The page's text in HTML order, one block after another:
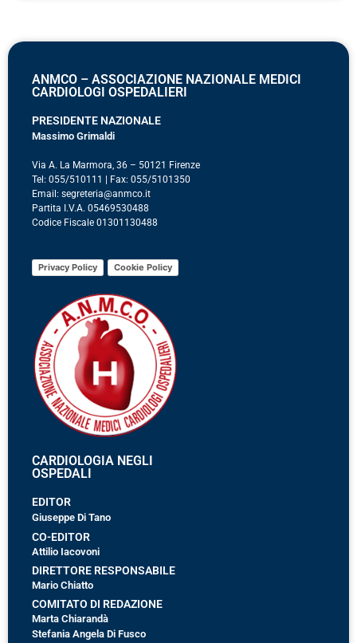
ANMCO – ASSOCIAZIONE NAZIONALE MEDICI
CARDIOLOGI OSPEDALIERI
PRESIDENTE NAZIONALE
Massimo Grimaldi
Via A. La Marmora, 36 – 50121 Firenze
Tel: 055/510111 | Fax: 055/5101350
Email: segreteria@anmco.it
Partita I.V.A. 05469530488
Codice Fiscale 01301130488
Privacy Policy Cookie Policy
CARDIOLOGIA NEGLI
OSPEDALI
EDITOR
Giuseppe Di Tano
CO-EDITOR
Attilio Iacovoni
DIRETTORE RESPONSABILE
Mario Chiatto
COMITATO DI REDAZIONE
Marta Chiarandà
Stefania Angela Di Fusco